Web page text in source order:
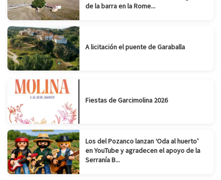
de la barra en la Rome...
A licitación el puente de Garaballa
Fiestas de Garcimolina 2026
Los del Pozanco lanzan ‘Oda al huerto’
en YouTube y agradecen el apoyo de la
Serranía B...